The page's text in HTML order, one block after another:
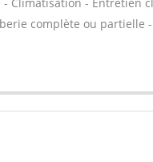
complète ou partielle -